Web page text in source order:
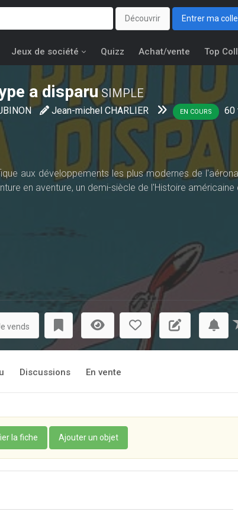
Découvrir Entrer ma
Jeux de société Quizz Achat/vente Top
a disparuSIMPLE
Jean-michel CHARLIER EN COURS 60
aux développements les plus modernes de
en aventure, un demi-siècle de l'Histoire américaine
vends
Discussions En vente
la fiche Ajouter un objet